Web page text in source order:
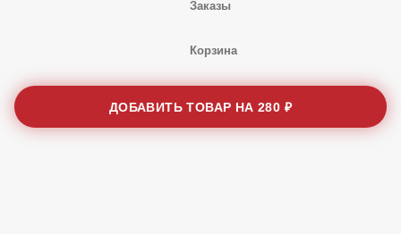
ДОБАВИТЬ ТОВАР НА280 ₽
Профиль
Меню
Заказы
Корзина